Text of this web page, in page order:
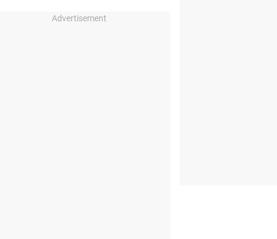
Advertisement